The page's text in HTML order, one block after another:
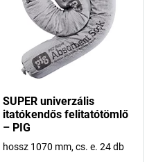
SUPER univerzális
itatókendős felitatótömlő
– PIG
hossz 1070 mm, cs. e. 24 db